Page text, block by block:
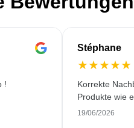
!
Stéphane
★★★★★
Korrekte
Produkte wie
19/06/2026